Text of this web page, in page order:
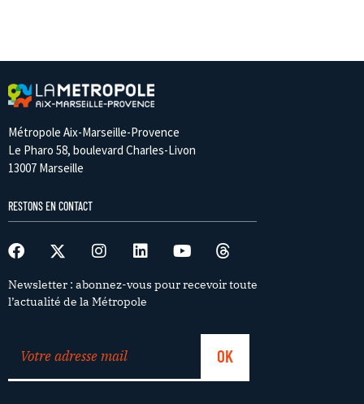
Métropole Aix-Marseille-Provence
Le Pharo 58, boulevard Charles-Livon
13007 Marseille
RESTONS EN CONTACT
Newsletter : abonnez-vous pour recevoir toute
l’actualité de la Métropole